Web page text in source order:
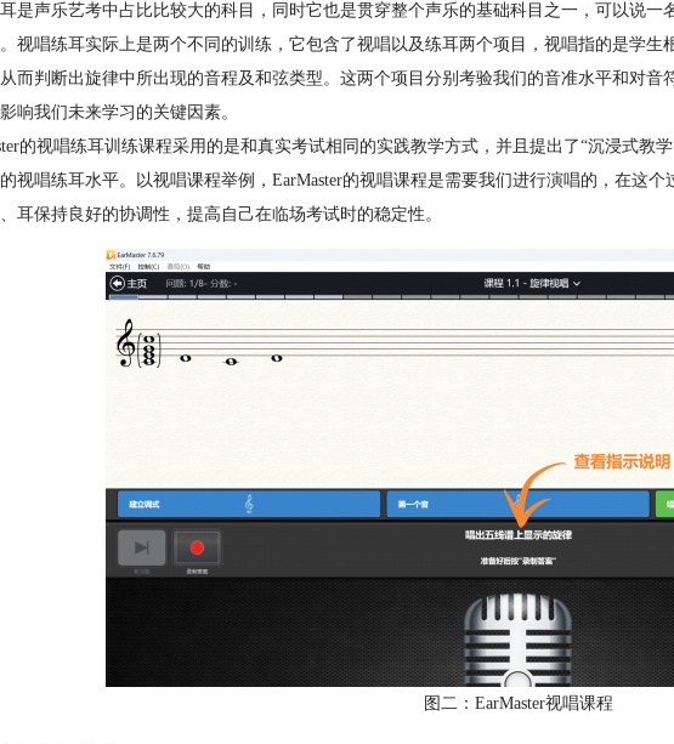
是声乐艺考中占比比较大的科目，同时它也是贯穿整个声乐的基础科目之一，可以说
视唱练耳实际上是两个不同的训练，它包含了视唱以及练耳两个项目，视唱指的是学
而判断出旋律中所出现的音程及和弦类型。这两个项目分别考验我们的音准水平和对音
响我们未来学习的关键因素。
的视唱练耳训练课程采用的是和真实考试相同的实践教学方式，并且提出了“沉浸式教
视唱练耳水平。以视唱课程举例，EarMaster的视唱课程是需要我们进行演唱的，在这
耳保持良好的协调性，提高自己在临场考试时的稳定性。
图二：EarMaster视唱课程